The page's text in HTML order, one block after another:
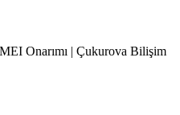
Onarımı | Çukurova Bilişim